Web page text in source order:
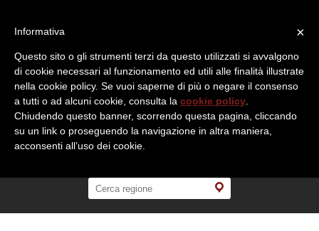
×
Informativa
Questo sito o gli strumenti terzi da questo utilizzati si avvalgono
di cookie necessari al funzionamento ed utili alle finalità illustrate
nella cookie policy. Se vuoi saperne di più o negare il consenso
a tutti o ad alcuni cookie, consulta la cookie policy
Chiudendo questo banner, scorrendo questa pagina, cliccando
su un link o proseguendo la navigazione in altra maniera,
acconsenti all’uso dei cookie.